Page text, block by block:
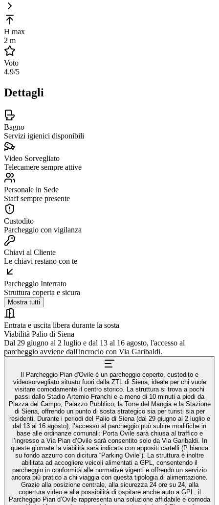
H max
2 m
Voto
4.9/5
Dettagli
Bagno
Servizi igienici disponibili
Video Sorvegliato
Telecamere sempre attive
Personale in Sede
Staff sempre presente
Custodito
Parcheggio con vigilanza
Chiavi al Cliente
Le chiavi restano con te
Parcheggio Interrato
Struttura coperta e sicura
Mostra tutti
Entrata e uscita libera durante la sosta
Viabilità Palio di Siena
Dal 29 giugno al 2 luglio e dal 13 al 16 agosto, l'accesso al
parcheggio avviene dall'incrocio con Via Garibaldi.
Il Parcheggio Pian d'Ovile è un parcheggio coperto, custodito e
videosorvegliato situato fuori dalla ZTL di Siena, ideale per chi vuole
visitare comodamente il centro storico. La struttura si trova a pochi
passi dallo Stadio Artemio Franchi e a meno di 10 minuti a piedi da
Piazza del Campo, Palazzo Pubblico, la Torre del Mangia e la Stazione
di Siena, offrendo un punto di sosta strategico sia per turisti sia per
residenti. Durante i periodi del Palio di Siena (dal 29 giugno al 2 luglio e
dal 13 al 16 agosto), l’accesso al parcheggio può subire modifiche in
base alle ordinanze comunali: Porta Ovile sarà chiusa al traffico e
l’ingresso a Via Pian d’Ovile sarà consentito solo da Via Garibaldi. In
queste giornate la viabilità sarà indicata con appositi cartelli (P bianca
su fondo azzurro con dicitura “Parking Ovile”). La struttura è inoltre
abilitata ad accogliere veicoli alimentati a GPL, consentendo il
parcheggio in conformità alle normative vigenti e offrendo un servizio
ancora più pratico a chi viaggia con questa tipologia di alimentazione.
Grazie alla posizione centrale, alla sicurezza 24 ore su 24, alla
copertura video e alla possibilità di ospitare anche auto a GPL, il
Parcheggio Pian d’Ovile rappresenta una soluzione affidabile e comoda